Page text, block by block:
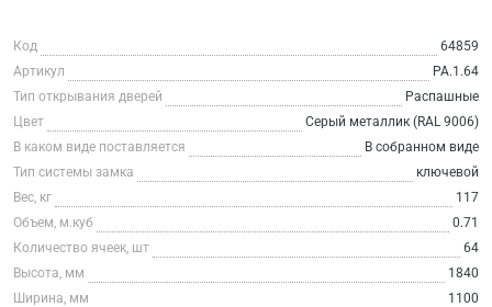
Код
64859
Артикул
РА.1.64
Тип открывания дверей
Распашные
Цвет
Серый металлик (RAL 9006)
В каком виде поставляется
В собранном виде
Тип системы замка
ключевой
Вес, кг
117
Объем, м.куб
0.71
Количество ячеек, шт
64
Высота, мм
1840
Ширина, мм
1100